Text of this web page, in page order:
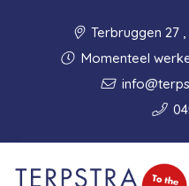
Terbruggen 27 ,
Momenteel